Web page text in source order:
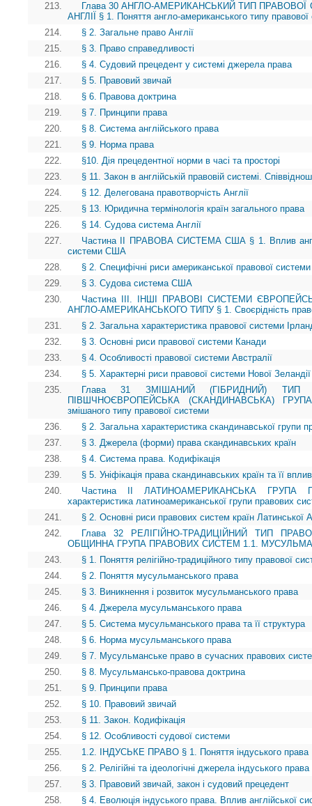
213.
Глава 30 АНГЛО-АМЕРИКАНСЬКИЙ ТИП
АНГЛІЇ § 1. Поняття англо-американського типу
214.
§ 2. Загальне право Англії
215.
§ 3. Право справедливості
216.
§ 4. Судовий прецедент у системі джерела права
217.
§ 5. Правовий звичай
218.
§ 6. Правова доктрина
219.
§ 7. Принципи права
220.
§ 8. Система англійського права
221.
§ 9. Норма права
222.
§10. Дія прецедентної норми в часі та просторі
223.
§ 11. Закон в англійській правовій системі.
224.
§ 12. Делегована правотворчість Англії
225.
§ 13. Юридична термінологія країн загального права
226.
§ 14. Судова система Англії
227.
Частина II ПРАВОВА СИСТЕМА США § 1. Вплив
системи США
228.
§ 2. Специфічні риси американської правової системи
229.
§ 3. Судова система США
230.
Частина ІІІ. ІНШІ ПРАВОВІ СИСТЕМИ
АНГЛО-АМЕРИКАНСЬКОГО ТИПУ § 1. Своєрідність
231.
§ 2. Загальна характеристика правової системи
232.
§ 3. Основні риси правової системи Канади
233.
§ 4. Особливості правової системи Австралії
234.
§ 5. Характерні риси правової системи Нової Зеландії
235.
Глава 31 ЗМІШАНИЙ (ГІБРИДНИЙ) ТИП
ПІВШЧНОЄВРОПЕЙСЬКА (СКАНДИНАВСЬКА)
змішаного типу правової системи
236.
§ 2. Загальна характеристика скандинавської групи
237.
§ 3. Джерела (форми) права скандинавських країн
238.
§ 4. Система права. Кодифікація
239.
§ 5. Уніфікація права скандинавських країн та її
240.
Частина II ЛАТИНОАМЕРИКАНСЬКА ГРУПА
характеристика латиноамериканської групи правових
241.
§ 2. Основні риси правових систем країн Латинської
242.
Глава 32 РЕЛІГІЙНО-ТРАДИЦІЙНИЙ ТИП
ОБЩИННА ГРУПА ПРАВОВИХ СИСТЕМ 1.1.
243.
§ 1. Поняття релігійно-традиційного типу правової
244.
§ 2. Поняття мусульманського права
245.
§ 3. Виникнення і розвиток мусульманського права
246.
§ 4. Джерела мусульманського права
247.
§ 5. Система мусульманського права та її структура
248.
§ 6. Норма мусульманського права
249.
§ 7. Мусульманське право в сучасних правових
250.
§ 8. Мусульмансько-правова доктрина
251.
§ 9. Принципи права
252.
§ 10. Правовий звичай
253.
§ 11. Закон. Кодифікація
254.
§ 12. Особливості судової системи
255.
1.2. ІНДУСЬКЕ ПРАВО § 1. Поняття індуського права
256.
§ 2. Релігійні та ідеологічні джерела індуського права
257.
§ 3. Правовий звичай, закон і судовий прецедент
258.
§ 4. Еволюція індуського права. Вплив англійської